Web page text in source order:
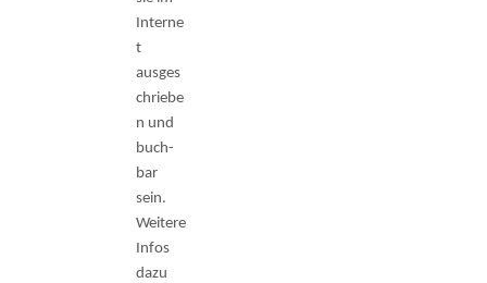
Interne
t
ausges
chriebe
n und
buch­
bar
sein.
Weitere
Infos
dazu